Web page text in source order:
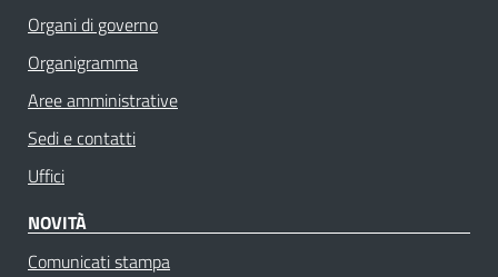
Organi di governo
Organigramma
Aree amministrative
Sedi e contatti
Uffici
NOVITÀ
Comunicati stampa